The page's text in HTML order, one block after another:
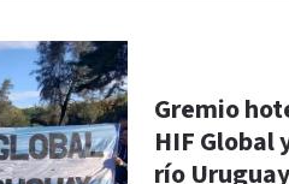
Gremio
HIF Global
río Uruguay